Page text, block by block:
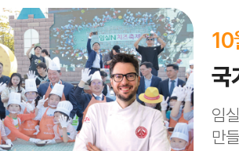
국
임
만